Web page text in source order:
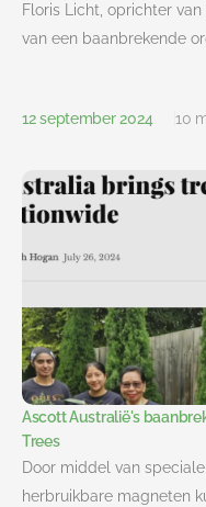
Floris Licht, oprichter
van een baanbrekende
12 september 2024 10
Ascott Australië's
Trees
Door middel van
herbruikbare magneten